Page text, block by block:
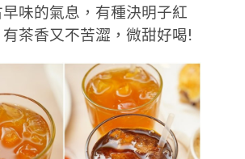
味的氣息，有種決明子紅
茶香又不苦澀，微甜好喝!